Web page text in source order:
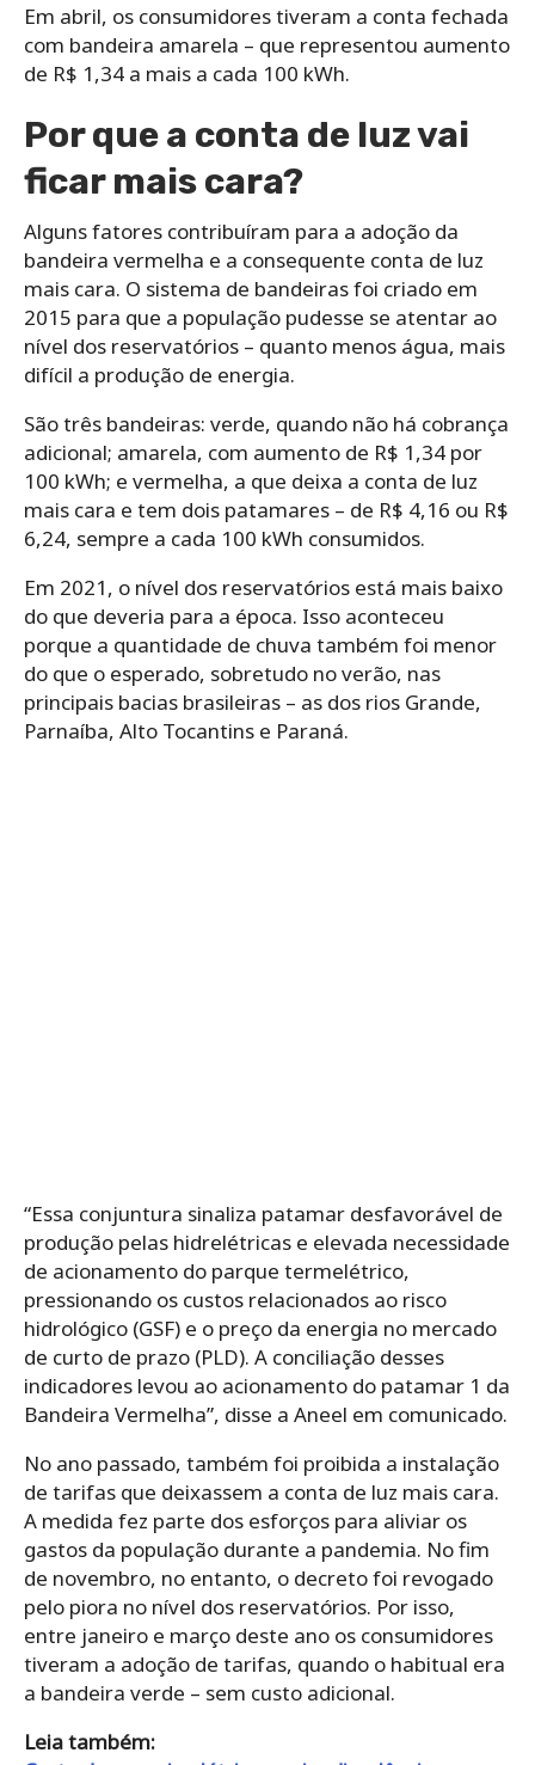
Em abril, os consumidores tiveram a conta fechada
com bandeira amarela – que representou aumento
de R$ 1,34 a mais a cada 100 kWh.
Por que a conta de luz vai
ficar mais cara?
Alguns fatores contribuíram para a adoção da
bandeira vermelha e a consequente conta de luz
mais cara. O sistema de bandeiras foi criado em
2015 para que a população pudesse se atentar ao
nível dos reservatórios – quanto menos água, mais
difícil a produção de energia.
São três bandeiras: verde, quando não há cobrança
adicional; amarela, com aumento de R$ 1,34 por
100 kWh; e vermelha, a que deixa a conta de luz
mais cara e tem dois patamares – de R$ 4,16 ou R$
6,24, sempre a cada 100 kWh consumidos.
Em 2021, o nível dos reservatórios está mais baixo
do que deveria para a época. Isso aconteceu
porque a quantidade de chuva também foi menor
do que o esperado, sobretudo no verão, nas
principais bacias brasileiras – as dos rios Grande,
Parnaíba, Alto Tocantins e Paraná.
“Essa conjuntura sinaliza patamar desfavorável de
produção pelas hidrelétricas e elevada necessidade
de acionamento do parque termelétrico,
pressionando os custos relacionados ao risco
hidrológico (GSF) e o preço da energia no mercado
de curto de prazo (PLD). A conciliação desses
indicadores levou ao acionamento do patamar 1 da
Bandeira Vermelha”, disse a Aneel em comunicado.
No ano passado, também foi proibida a instalação
de tarifas que deixassem a conta de luz mais cara.
A medida fez parte dos esforços para aliviar os
gastos da população durante a pandemia. No fim
de novembro, no entanto, o decreto foi revogado
pelo piora no nível dos reservatórios. Por isso,
entre janeiro e março deste ano os consumidores
tiveram a adoção de tarifas, quando o habitual era
a bandeira verde – sem custo adicional.
Leia também: